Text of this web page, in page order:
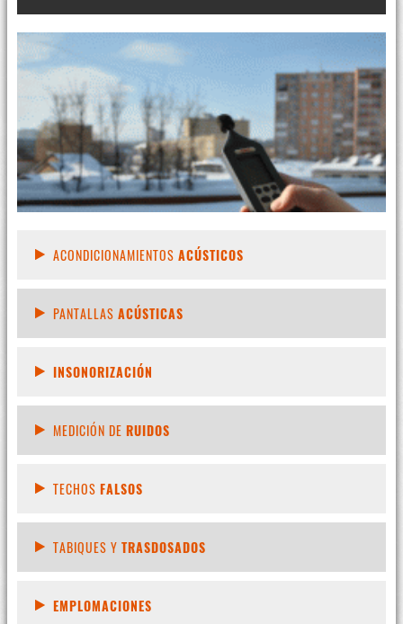
ACONDICIONAMIENTOS ACÚSTICOS
PANTALLAS ACÚSTICAS
INSONORIZACIÓN
MEDICIÓN DE RUIDOS
TECHOS FALSOS
TABIQUES Y TRASDOSADOS
EMPLOMACIONES